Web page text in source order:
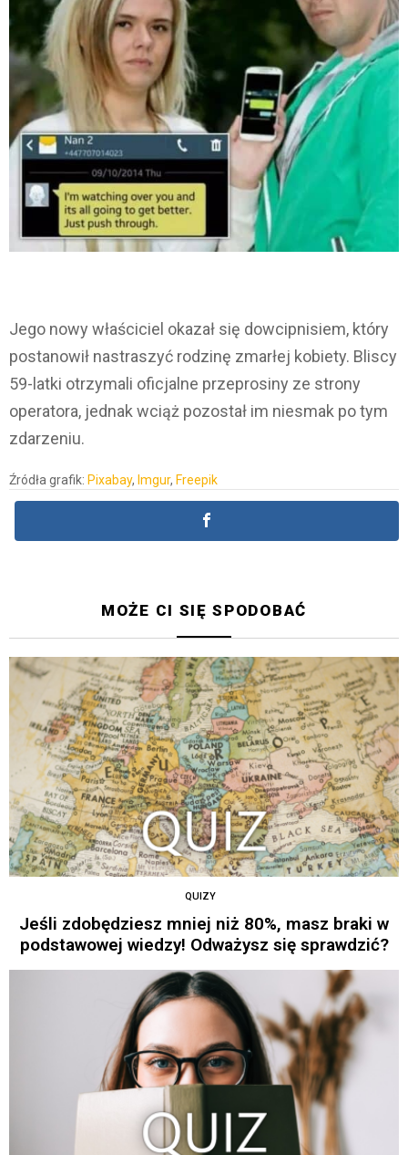
Jego nowy właściciel okazał się dowcipnisiem, który
postanowił nastraszyć rodzinę zmarłej kobiety. Bliscy
59-latki otrzymali oficjalne przeprosiny ze strony
operatora, jednak wciąż pozostał im niesmak po tym
zdarzeniu.
Źródła grafik: Pixabay, Imgur, Freepik
MOŻE CI SIĘ SPODOBAĆ
QUIZY
Jeśli zdobędziesz mniej niż 80%, masz braki w
podstawowej wiedzy! Odważysz się sprawdzić?